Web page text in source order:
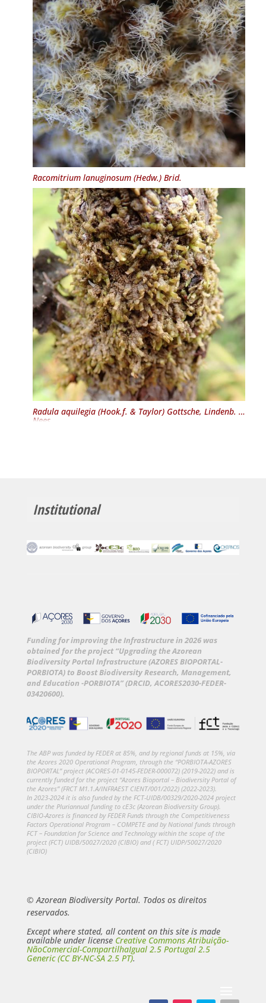
Racomitrium lanuginosum(Hedw.) Brid.
Radula aquilegia(Hook.f. & Taylor) Gottsche, Lindenb. &
Nees
Institutional
Funding for improving the Infrastructure in 2026 was
obtained for the project “Upgrading the Azorean
Biodiversity Portal Infrastructure (AZORES BIOPORTAL-
PORBIOTA) to Boost Biodiversity Research, Management,
and Education -PORBIOTA” (DRCID, ACORES2030-FEDER-
03420600).
The ABP was funded by FEDER at 85%, and by regional funds at 15%, via
the Azores 2020 Operational Program, through the “PORBIOTA-AZORES
BIOPORTAL” project (ACORES-01-0145-FEDER-000072) (2019-2022) and is
currently funded for the project “Azores Bioportal – Biodiversity Portal of
the Azores” (FRCT M1.1.A/INFRAEST CIENT/001/2022) (2022-2023).
In 2023-2024 it is also funded by the FCT-UIDB/00329/2020-2024 project
under the Pluriannual funding to cE3c (Azorean Biodiversity Group).
CIBIO-Azores is financed by FEDER Funds through the Competitiveness
Factors Operational Program – COMPETE and by National funds through
FCT – Foundation for Science and Technology within the scope of the
project (FCT) UIDB/50027/2020 (CIBIO) and ( FCT) UIDP/50027/2020
(CIBIO)
© Azorean Biodiversity Portal. Todos os direitos
reservados.
Except where stated, all content on this site is made
available under license Creative Commons Atribuição-
NãoComercial-CompartilhaIgual 2.5 Portugal 2.5
Generic (CC BY-NC-SA 2.5 PT).